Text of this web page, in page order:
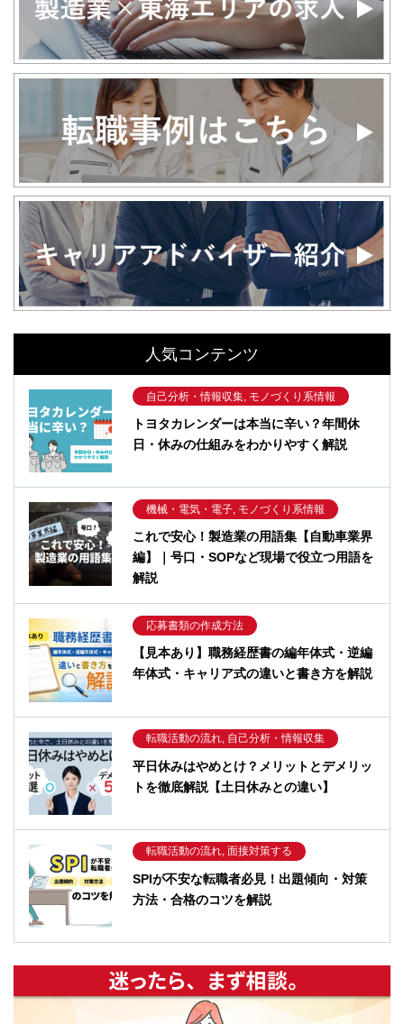
人気コンテンツ
自己分析・情報収集, モノづくり系情報
トヨタカレンダーは本当に辛い？年間休
日・休みの仕組みをわかりやすく解説
機械・電気・電子, モノづくり系情報
これで安心！製造業の用語集【自動車業界
編】｜号口・SOPなど現場で役立つ用語を
解説
応募書類の作成方法
【見本あり】職務経歴書の編年体式・逆編
年体式・キャリア式の違いと書き方を解説
転職活動の流れ, 自己分析・情報収集
平日休みはやめとけ？メリットとデメリッ
トを徹底解説【土日休みとの違い】
転職活動の流れ, 面接対策する
SPIが不安な転職者必見！出題傾向・対策
方法・合格のコツを解説